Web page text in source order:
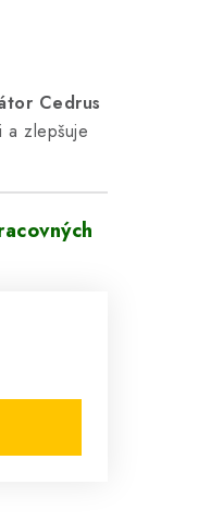
Cedrus
a zlepšuje